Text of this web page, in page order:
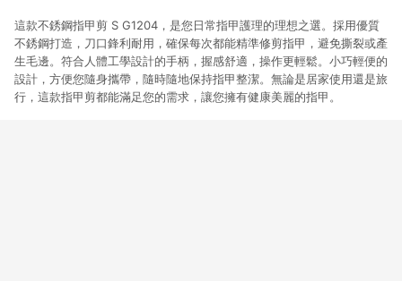
這款不銹鋼指甲剪 S G1204，是您日常指甲護理的理想之選。採用優質
不銹鋼打造，刀口鋒利耐用，確保每次都能精準修剪指甲，避免撕裂或產
生毛邊。符合人體工學設計的手柄，握感舒適，操作更輕鬆。小巧輕便的
設計，方便您隨身攜帶，隨時隨地保持指甲整潔。無論是居家使用還是旅
行，這款指甲剪都能滿足您的需求，讓您擁有健康美麗的指甲。